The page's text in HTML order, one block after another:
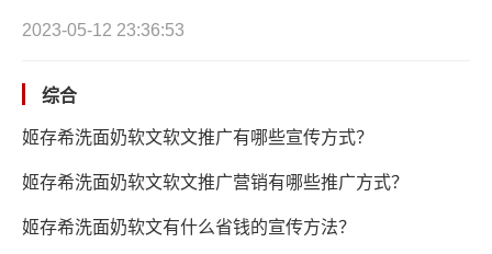
2023-05-12 23:36:53
综合
姬存希洗面奶软文软文推广有哪些宣传方式？
姬存希洗面奶软文软文推广营销有哪些推广方式？
姬存希洗面奶软文有什么省钱的宣传方法？